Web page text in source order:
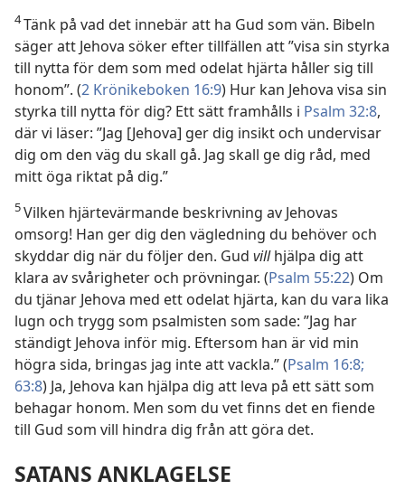
4Tänk på vad det innebär att ha Gud som vän. Bibeln
säger att Jehova söker efter tillfällen att ”visa sin styrka
till nytta för dem som med odelat hjärta håller sig till
honom”. (2 Krönikeboken 16:9) Hur kan Jehova visa sin
styrka till nytta för dig? Ett sätt framhålls i Psalm 32:8,
där vi läser: ”Jag [Jehova] ger dig insikt och undervisar
dig om den väg du skall gå. Jag skall ge dig råd, med
mitt öga riktat på dig.”
5Vilken hjärtevärmande beskrivning av Jehovas
omsorg! Han ger dig den vägledning du behöver och
skyddar dig när du följer den. Gud villhjälpa dig att
klara av svårigheter och prövningar. (Psalm 55:22) Om
du tjänar Jehova med ett odelat hjärta, kan du vara lika
lugn och trygg som psalmisten som sade: ”Jag har
ständigt Jehova inför mig. Eftersom han är vid min
högra sida, bringas jag inte att vackla.” (Psalm 16:8;
63:8) Ja, Jehova kan hjälpa dig att leva på ett sätt som
behagar honom. Men som du vet finns det en fiende
till Gud som vill hindra dig från att göra det.
SATANS ANKLAGELSE